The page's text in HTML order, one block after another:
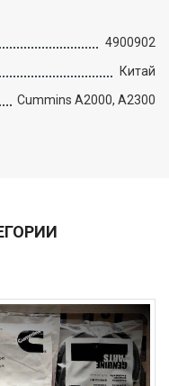
4900902
Китай
Cummins A2000, A2300